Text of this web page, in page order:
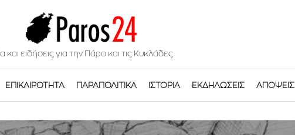
και ειδήσεις για την Πάρο και τις Κυκλάδες
ΕΠΙΚΑΙΡΌΤΗΤΑ ΠΑΡΑΠΟΛΙΤΙΚΆ ΙΣΤΟΡΊΑ ΕΚΔΗΛΏΣΕΙΣ ΑΠΌΨΕΙΣ